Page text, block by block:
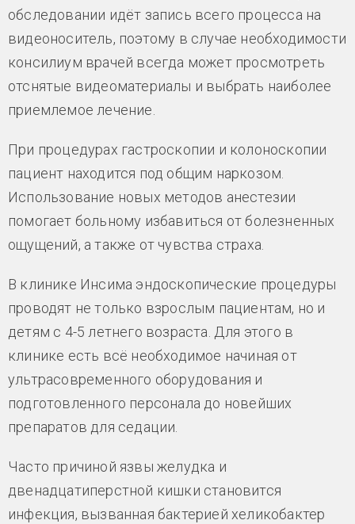
обследовании идёт запись всего процесса на
видеоноситель, поэтому в случае необходимости
консилиум врачей всегда может просмотреть
отснятые видеоматериалы и выбрать наиболее
приемлемое лечение.
При процедурах гастроскопии и колоноскопии
пациент находится под общим наркозом.
Использование новых методов анестезии
помогает больному избавиться от болезненных
ощущений, а также от чувства страха.
В клинике Инсима эндоскопические процедуры
проводят не только взрослым пациентам, но и
детям с 4-5 летнего возраста. Для этого в
клинике есть всё необходимое начиная от
ультрасовременного оборудования и
подготовленного персонала до новейших
препаратов для седации.
Часто причиной язвы желудка и
двенадцатиперстной кишки становится
инфекция, вызванная бактерией хеликобактер